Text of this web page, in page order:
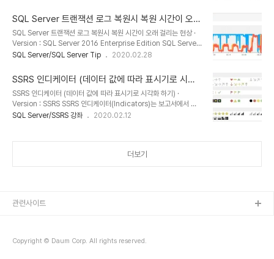
로써 좀 더 빠르게 복원할 수 있게 유도 하는 것이다. 데이터베이스 백
업 및 복원에 대한 통계를 확인하기 위해 추적 플래그 3213, 3605
를 설정한다. DBCC TRACEON (3213, -1) DBCC TRACEON
(3605, -1) 데이터베이스를 복원하면, SQL 이벤트 로그에서 아래와
같은 내용을 확인할 수 있다. 기본 설정을 사용하면 최대 전송크기는
SQL Server 트랜잭션 로그 복원시 복원 시간이 오래
걸리는 현상
SQL Server 트랜잭션 로그 복원시 복원 시간이 오래 걸리는 현상 ·
Version : SQL Server 2016 Enterprise Edition SQL Server
에서 트랜잭션 로그를 사용하여 데이터를 복원시, 평소와 다르게 매우
고 물리장비 까지 교체하였으나, 증상을 동일하였다. 여러가지 가설을
세웠고, 원인 분석 결과, Slow query가 트랜잭션 로그의 복원시간과
관련이 있다는 것을 발견할 수 있었다. 필자의 운영 환경은 10분 마다
트랜잭션 로그 백업을 진행하고, 백업된 로그는 다른 서버에서 Read
Only(STAND BY)로 복원하여 각 부서에서 사용할 수 있도록 로그
SQL Server/SQL Server Tip 2020.02.28
SSRS 인디케이터 (데이터 값에 따라 표시기로 시각
화 하기)
SSRS 인디케이터 (데이터 값에 따라 표시기로 시각화 하기) ·
Version : SSRS SSRS 인디케이터(Indicators)는 보고서에서 표
시되는 단일 데이터 값의 상태를 시각화 할 수 있는 작은 표시기 이다.
으면 된다. 조건에 따라 인디케이터의 상태를 변화 값을 설정하기 위해
SQL Server/SSRS 강좌 2020.02.12
더보기
Copyright © Daum Corp. All rights reserved.
관련사이트